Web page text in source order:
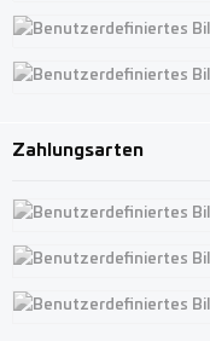
Benutzerdefiniertes Bild 1
Benutzerdefiniertes Bild 2
Zahlungsarten
Benutzerdefiniertes Bild 1
Benutzerdefiniertes Bild 2